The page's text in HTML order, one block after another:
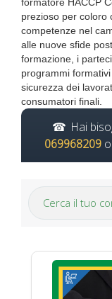
prezioso per coloro
competenze nel
alle nuove sfide
formazione, i
programmi
sicurezza dei
consumatori finali.
Hai
069968209